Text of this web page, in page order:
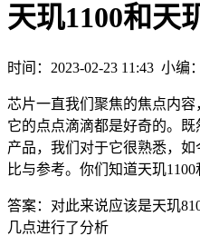
天玑1100和天
时间：2023-02-23 11:43 小编
芯片一直我们聚焦的焦点内
它的点点滴滴都是好奇的。既
产品，我们对于它很熟悉，
比与参考。你们知道天玑1100
答案：对此来说应该是天玑
几点进行了分析